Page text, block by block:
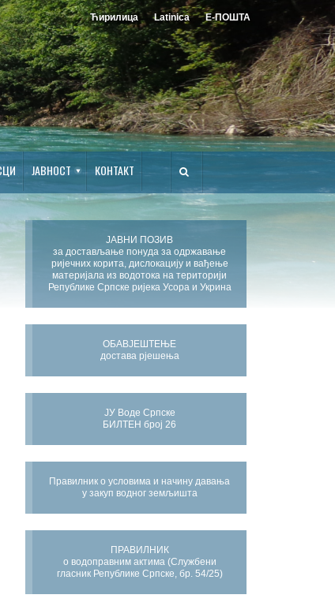
Ћирилица Latinica Е-ПОШТА
ЈАВНОСТ КОНТАКТ
ЈАВНИ ПОЗИВ
за достављање понуда за одржавање
ријечних корита, дислокацију и вађење
материјала из водотока на територији
Републике Српске ријека Усора и Укрина
ОБАВЈЕШТЕЊЕ
достава рјешења
ЈУ Воде Српске
БИЛТЕН број 26
Правилник о условима и начину давања
у закуп водног земљишта
ПРАВИЛНИК
о водоправним актима (Службени
гласник Републике Српске, бр. 54/25)